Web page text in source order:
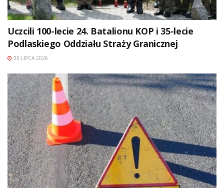
Uczcili 100-lecie 24. Batalionu KOP i 35-lecie
Podlaskiego Oddziału Straży Granicznej
25 LIPCA 2026